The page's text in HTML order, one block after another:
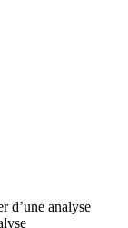
d’une analyse